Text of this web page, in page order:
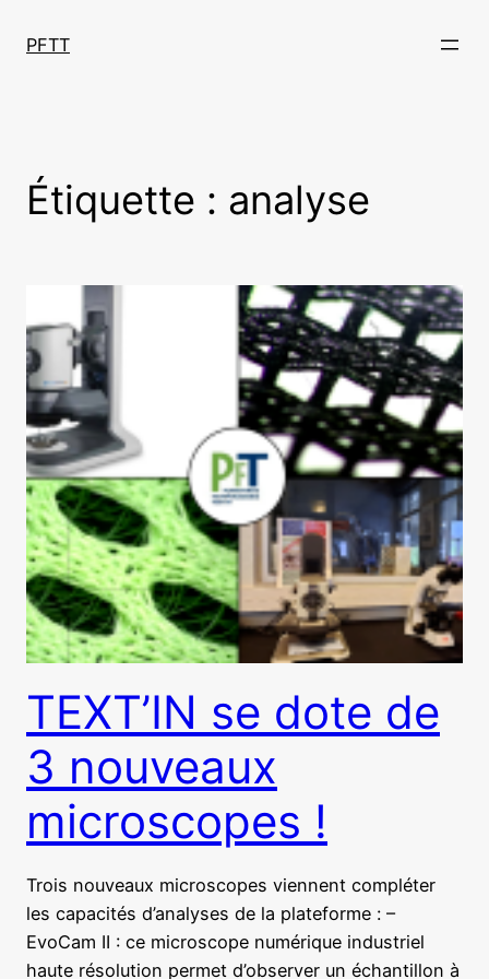
PFTT
Étiquette : analyse
TEXT’IN se dote de
3 nouveaux
microscopes !
Trois nouveaux microscopes viennent compléter
les capacités d’analyses de la plateforme : –
EvoCam II : ce microscope numérique industriel
haute résolution permet d’observer un échantillon à